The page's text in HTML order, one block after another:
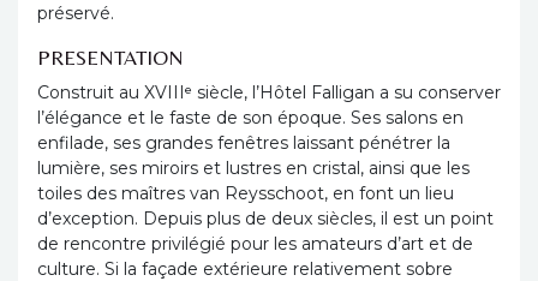
préservé.
PRESENTATION
Construit au XVIIIᵉ siècle, l’Hôtel Falligan a su conserver
l’élégance et le faste de son époque. Ses salons en
enfilade, ses grandes fenêtres laissant pénétrer la
lumière, ses miroirs et lustres en cristal, ainsi que les
toiles des maîtres van Reysschoot, en font un lieu
d’exception. Depuis plus de deux siècles, il est un point
de rencontre privilégié pour les amateurs d’art et de
culture. Si la façade extérieure relativement sobre